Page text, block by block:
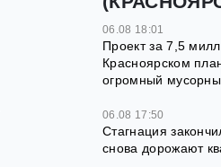
06.08 18:01
Проект за 7,5
Красноярском
огромный
06.08 17:50
Стагнация
снова дорожают